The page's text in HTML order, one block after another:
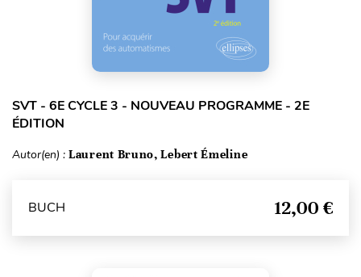
SVT - 6E CYCLE 3 - NOUVEAU PROGRAMME - 2E
ÉDITION
Autor(en) : Laurent Bruno, Lebert Émeline
BUCH 12,00 €